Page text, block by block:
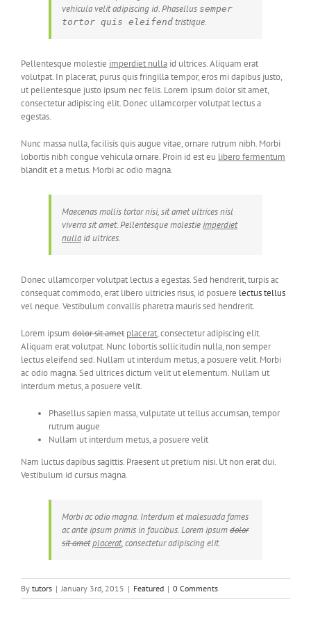
vehicula velit adipiscing id. Phasellus semper
tortor quis eleifend tristique.
Pellentesque molestie imperdiet nulla id ultrices. Aliquam erat
volutpat. In placerat, purus quis fringilla tempor, eros mi dapibus justo,
ut pellentesque justo ipsum nec felis. Lorem ipsum dolor sit amet,
consectetur adipiscing elit. Donec ullamcorper volutpat lectus a
egestas.
Nunc massa nulla, facilisis quis augue vitae, ornare rutrum nibh. Morbi
lobortis nibh congue vehicula ornare. Proin id est eu libero fermentum
blandit et a metus. Morbi ac odio magna.
Maecenas mollis tortor nisi, sit amet ultrices nisl
viverra sit amet. Pellentesque molestieimperdiet
nullaid ultrices.
Donec ullamcorper volutpat lectus a egestas. Sed hendrerit, turpis ac
consequat commodo, erat libero ultricies risus, id posuere lectus tellus
vel neque. Vestibulum convallis pharetra mauris sed hendrerit.
Lorem ipsum dolor sit amet placerat, consectetur adipiscing elit.
Aliquam erat volutpat. Nunc lobortis sollicitudin nulla, non semper
lectus eleifend sed. Nullam ut interdum metus, a posuere velit. Morbi
ac odio magna. Sed ultrices dictum velit ut elementum. Nullam ut
interdum metus, a posuere velit.
Phasellus sapien massa, vulputate ut tellus accumsan, tempor
rutrum augue
Nullam ut interdum metus, a posuere velit
Nam luctus dapibus sagittis. Praesent ut pretium nisi. Ut non erat dui.
Vestibulum id cursus magna.
Morbi ac odio magna. Interdum et malesuada fames
ac ante ipsum primis in faucibus. Lorem ipsumdolor
sit ametplacerat, consectetur adipiscing elit.
By tutors | January 3rd, 2015 | Featured | 0 Comments